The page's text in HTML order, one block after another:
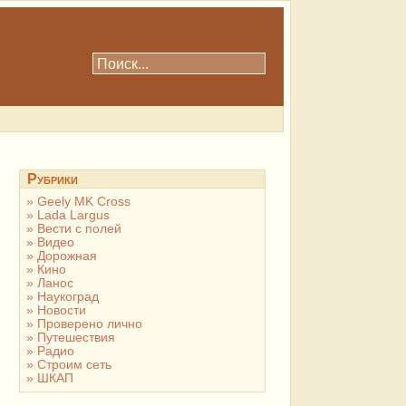
Рубрики
Geely MK Cross
Lada Largus
Вести с полей
Видео
Дорожная
Кино
Ланос
Наукоград
Новости
Проверено лично
Путешествия
Радио
Строим сеть
ШКАП